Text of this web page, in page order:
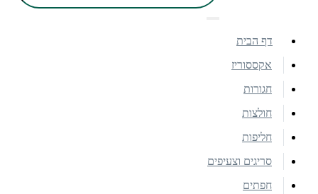
דף הבית
אקססוריז
חגורות
חולצות
חליפות
סריגים וצעיפים
חפתים